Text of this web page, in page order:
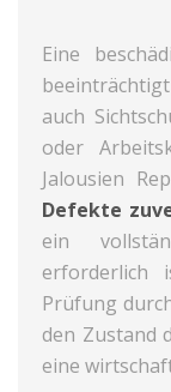
Eine
auch
oder
Jalousien
Defekte
ein
erforderlich
Prüfung
den Zustand
eine